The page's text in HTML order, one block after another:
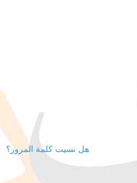
هل نسيت كلمة المرور؟